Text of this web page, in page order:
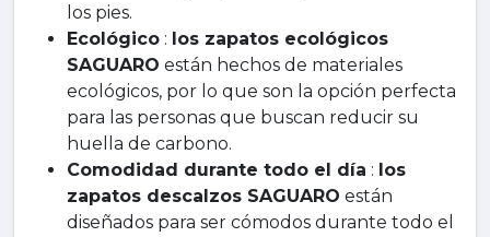
los pies.
Ecológico : los zapatos ecológicos
SAGUARO están hechos de materiales
ecológicos, por lo que son la opción perfecta
para las personas que buscan reducir su
huella de carbono.
Comodidad durante todo el día : los
zapatos descalzos SAGUARO están
diseñados para ser cómodos durante todo el